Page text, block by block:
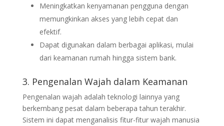
Meningkatkan kenyamanan pengguna dengan
memungkinkan akses yang lebih cepat dan
efektif.
Dapat digunakan dalam berbagai aplikasi, mulai
dari keamanan rumah hingga sistem bank.
3. Pengenalan Wajah dalam Keamanan
Pengenalan wajah adalah teknologi lainnya yang
berkembang pesat dalam beberapa tahun terakhir.
Sistem ini dapat menganalisis fitur-fitur wajah manusia